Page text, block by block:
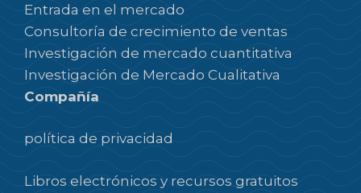
Entrada en el mercado
Consultoría de crecimiento de ventas
Investigación de mercado cuantitativa
Investigación de Mercado Cualitativa
Compañía
política de privacidad
Libros electrónicos y recursos gratuitos